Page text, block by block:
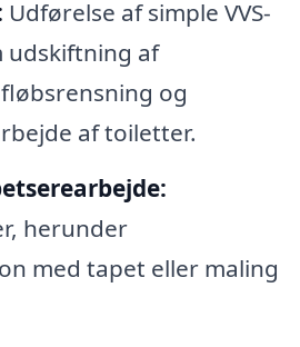
Udførelse af simple VVS-
udskiftning af
og
af toiletter.
herunder
med tapet eller maling